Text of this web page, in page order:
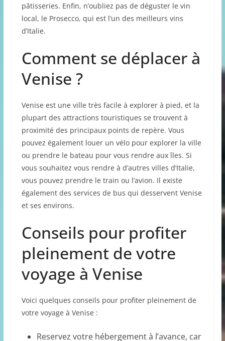
pâtisseries. Enfin, n’oubliez pas de déguster le vin
local, le Prosecco, qui est l’un des meilleurs vins
d’Italie.
Comment se déplacer à
Venise ?
Venise est une ville très facile à explorer à pied, et la
plupart des attractions touristiques se trouvent à
proximité des principaux points de repère. Vous
pouvez également louer un vélo pour explorer la ville
ou prendre le bateau pour vous rendre aux îles. Si
vous souhaitez vous rendre à d’autres villes d’Italie,
vous pouvez prendre le train ou l’avion. Il existe
également des services de bus qui desservent Venise
et ses environs.
Conseils pour profiter
pleinement de votre
voyage à Venise
Voici quelques conseils pour profiter pleinement de
votre voyage à Venise :
Reservez votre hébergement à l’avance, car